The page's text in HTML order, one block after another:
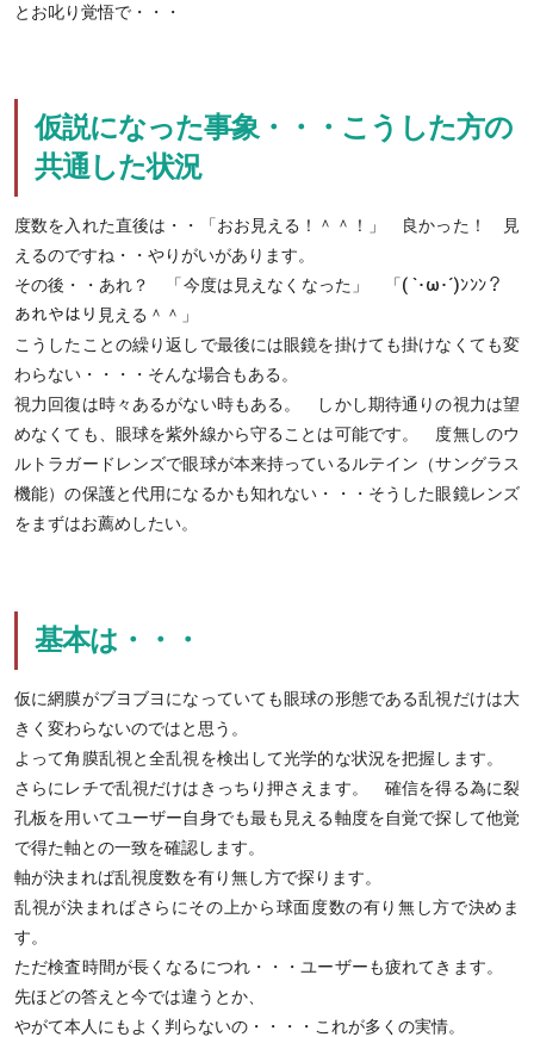
とお叱り覚悟で・・・
仮説になった事象・・・こうした方の
共通した状況
度数を入れた直後は・・「おお見える！＾＾！」 良かった！ 見
えるのですね・・やりがいがあります。
その後・・あれ？ 「今度は見えなくなった」 「( `･ω･´)ﾝﾝﾝ？
あれやはり見える＾＾」
こうしたことの繰り返しで最後には眼鏡を掛けても掛けなくても変
わらない・・・・そんな場合もある。
視力回復は時々あるがない時もある。 しかし期待通りの視力は望
めなくても、眼球を紫外線から守ることは可能です。 度無しのウ
ルトラガードレンズで眼球が本来持っているルテイン（サングラス
機能）の保護と代用になるかも知れない・・・そうした眼鏡レンズ
をまずはお薦めしたい。
基本は・・・
仮に網膜がブヨブヨになっていても眼球の形態である乱視だけは大
きく変わらないのではと思う。
よって角膜乱視と全乱視を検出して光学的な状況を把握します。
さらにレチで乱視だけはきっちり押さえます。 確信を得る為に裂
孔板を用いてユーザー自身でも最も見える軸度を自覚で探して他覚
で得た軸との一致を確認します。
軸が決まれば乱視度数を有り無し方で探ります。
乱視が決まればさらにその上から球面度数の有り無し方で決めま
す。
ただ検査時間が長くなるにつれ・・・ユーザーも疲れてきます。
先ほどの答えと今では違うとか、
やがて本人にもよく判らないの・・・・これが多くの実情。